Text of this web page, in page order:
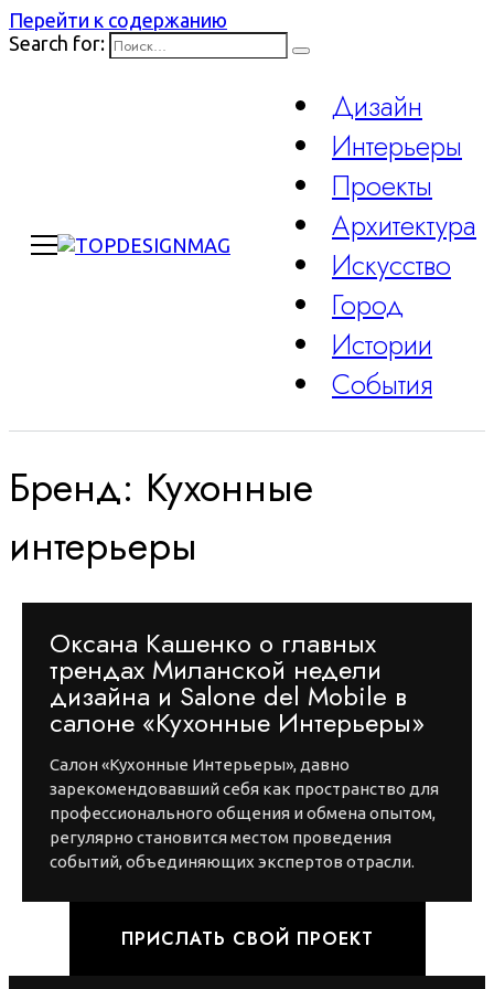
Перейти к содержанию
Search for:
Дизайн
Интерьеры
Проекты
Архитектура
Искусство
Город
Истории
События
Бренд: Кухонные
интерьеры
Оксана Кашенко о главных
трендах Миланской недели
дизайна и Salone del Mobile в
салоне «Кухонные Интерьеры»
Салон «Кухонные Интерьеры», давно
зарекомендовавший себя как пространство для
профессионального общения и обмена опытом,
регулярно становится местом проведения
событий, объединяющих экспертов отрасли.
ПРИСЛАТЬ СВОЙ ПРОЕКТ